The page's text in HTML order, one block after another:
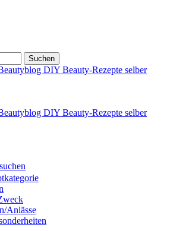
– Natürlich schön:
DIY Beautyblog
– Natürlich schön:
DIY Beautyblog
DIY Beautyblog
Anlässe